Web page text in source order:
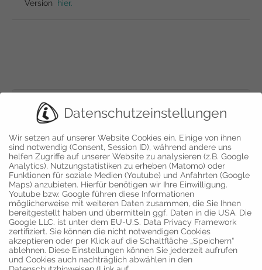
Version
hier.
Letzte Beiträge
Das neue Gharieni Magazin 01/23 ist da
Das neue Gharieni Magazin 01/22 ist da
Neu: Wasserkissenauflage für MLX Quarz erhältlich
Die Gharieni Group feiert ihr 30-jähriges Firmen-Jubiläum
Gharieni ist offizieller Markenpartner 2022 des Forbes Travel
Guides
Vertrieb und Ausstellung Moers
Datenschutzeinstellungen
Wir setzen auf unserer Website Cookies ein. Einige von ihnen
sind notwendig (Consent, Session ID), während andere uns
helfen Zugriffe auf unserer Website zu analysieren (z.B. Google
Analytics), Nutzungstatistiken zu erheben (Matomo) oder
Funktionen für soziale Medien (Youtube) und Anfahrten (Google
Maps) anzubieten. Hierfür benötigen wir Ihre Einwilligung.
Youtube bzw. Google führen diese Informationen
möglicherweise mit weiteren Daten zusammen, die Sie Ihnen
bereitgestellt haben und übermitteln ggf. Daten in die USA. Die
Google LLC. ist unter dem EU-U.S. Data Privacy Framework
zertifiziert. Sie können die nicht notwendigen Cookies
akzeptieren oder per Klick auf die Schaltfläche „Speichern“
ablehnen. Diese Einstellungen können Sie jederzeit aufrufen
und Cookies auch nachträglich abwählen in den